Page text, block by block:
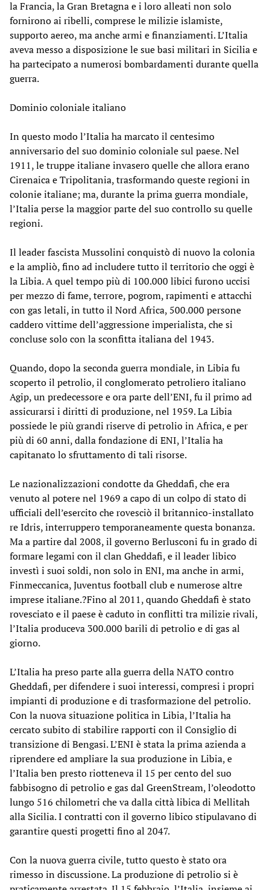
la Francia, la Gran Bretagna e i loro alleati non solo
fornirono ai ribelli, comprese le milizie islamiste,
supporto aereo, ma anche armi e finanziamenti. L’Italia
aveva messo a disposizione le sue basi militari in Sicilia e
ha partecipato a numerosi bombardamenti durante quella
guerra.
Dominio coloniale italiano
In questo modo l’Italia ha marcato il centesimo
anniversario del suo dominio coloniale sul paese. Nel
1911, le truppe italiane invasero quelle che allora erano
Cirenaica e Tripolitania, trasformando queste regioni in
colonie italiane; ma, durante la prima guerra mondiale,
l’Italia perse la maggior parte del suo controllo su quelle
regioni.
Il leader fascista Mussolini conquistò di nuovo la colonia
e la ampliò, fino ad includere tutto il territorio che oggi è
la Libia. A quel tempo più di 100.000 libici furono uccisi
per mezzo di fame, terrore, pogrom, rapimenti e attacchi
con gas letali, in tutto il Nord Africa, 500.000 persone
caddero vittime dell’aggressione imperialista, che si
concluse solo con la sconfitta italiana del 1943.
Quando, dopo la seconda guerra mondiale, in Libia fu
scoperto il petrolio, il conglomerato petroliero italiano
Agip, un predecessore e ora parte dell’ENI, fu il primo ad
assicurarsi i diritti di produzione, nel 1959. La Libia
possiede le più grandi riserve di petrolio in Africa, e per
più di 60 anni, dalla fondazione di ENI, l’Italia ha
capitanato lo sfruttamento di tali risorse.
Le nazionalizzazioni condotte da Gheddafi, che era
venuto al potere nel 1969 a capo di un colpo di stato di
ufficiali dell’esercito che rovesciò il britannico-installato
re Idris, interruppero temporaneamente questa bonanza.
Ma a partire dal 2008, il governo Berlusconi fu in grado di
formare legami con il clan Gheddafi, e il leader libico
investì i suoi soldi, non solo in ENI, ma anche in armi,
Finmeccanica, Juventus football club e numerose altre
imprese italiane.?Fino al 2011, quando Gheddafi è stato
rovesciato e il paese è caduto in conflitti tra milizie rivali,
l’Italia produceva 300.000 barili di petrolio e di gas al
giorno.
L’Italia ha preso parte alla guerra della NATO contro
Gheddafi, per difendere i suoi interessi, compresi i propri
impianti di produzione e di trasformazione del petrolio.
Con la nuova situazione politica in Libia, l’Italia ha
cercato subito di stabilire rapporti con il Consiglio di
transizione di Bengasi. L’ENI è stata la prima azienda a
riprendere ed ampliare la sua produzione in Libia, e
l’Italia ben presto riotteneva il 15 per cento del suo
fabbisogno di petrolio e gas dal GreenStream, l’oleodotto
lungo 516 chilometri che va dalla città libica di Mellitah
alla Sicilia. I contratti con il governo libico stipulavano di
garantire questi progetti fino al 2047.
Con la nuova guerra civile, tutto questo è stato ora
rimesso in discussione. La produzione di petrolio si è